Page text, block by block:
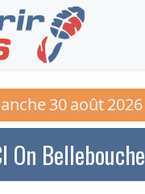
30août2026
On Bellebouche